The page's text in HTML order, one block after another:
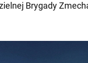
Brygady